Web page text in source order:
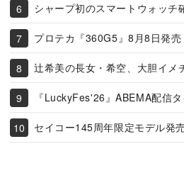
シャープ初のスマートウォッチ
プロテカ『360G5』8月8日発売
辻希美の長女・希空、大胆イメ
『LuckyFes'26』ABEMA配信
セイコー145周年限定モデル発売